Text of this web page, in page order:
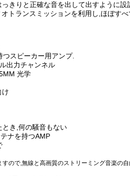
きりと正確な音を出して出すように
トランスミッションを利用し,ほぼす
スピーカー用アンプ.
出力チャンネル
光学
け
き,何の騒音もない
ナを持つAMP
ので,無線と高画質のストリーミング音楽の